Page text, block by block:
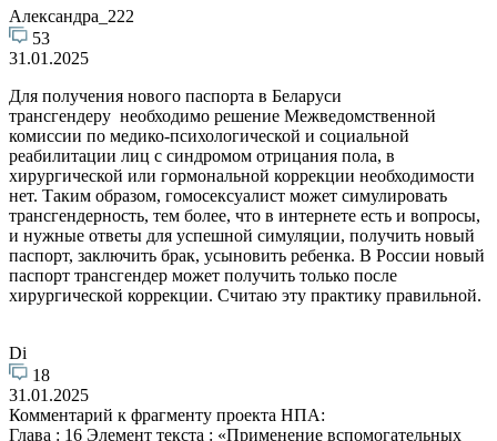
Александра_222
53
31.01.2025
Для получения нового паспорта в Беларуси
трансгендеру необходимо решение Межведомственной
комиссии по медико-психологической и социальной
реабилитации лиц с синдромом отрицания пола, в
хирургической или гормональной коррекции необходимости
нет. Таким образом, гомосексуалист может симулировать
трансгендерность, тем более, что в интернете есть и вопросы,
и нужные ответы для успешной симуляции, получить новый
паспорт, заключить брак, усыновить ребенка. В России новый
паспорт трансгендер может получить только после
хирургической коррекции. Считаю эту практику правильной.
Di
18
31.01.2025
Комментарий к фрагменту проекта НПА:
Глава : 16 Элемент текста : «Применение вспомогательных